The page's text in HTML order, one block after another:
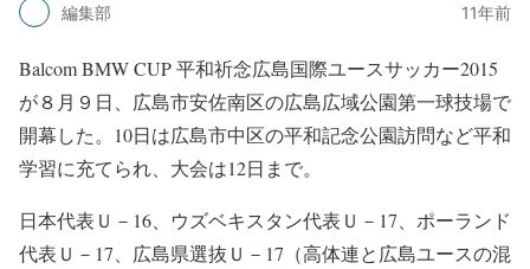
編集部 11年前
Balcom BMW CUP 平和祈念広島国際ユースサッカー2015
が８月９日、広島市安佐南区の広島広域公園第一球技場で
開幕した。10日は広島市中区の平和記念公園訪問など平和
学習に充てられ、大会は12日まで。
日本代表Ｕ－16、ウズベキスタン代表Ｕ－17、ポーランド
代表Ｕ－17、広島県選抜Ｕ－17（高体連と広島ユースの混